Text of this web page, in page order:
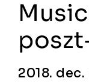
2018. dec.